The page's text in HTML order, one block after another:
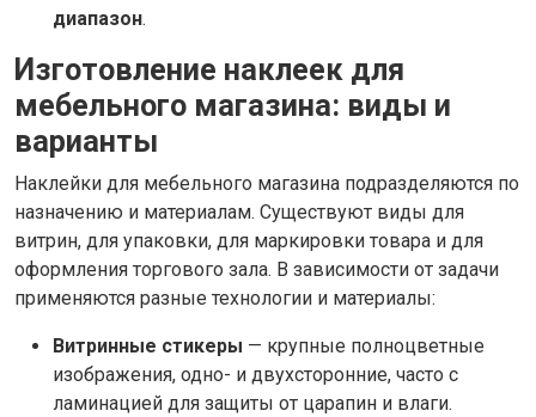
диапазон.
Изготовление наклеек для
мебельного магазина: виды и
варианты
Наклейки для мебельного магазина подразделяются по
назначению и материалам. Существуют виды для
витрин, для упаковки, для маркировки товара и для
оформления торгового зала. В зависимости от задачи
применяются разные технологии и материалы:
Витринные стикеры — крупные полноцветные
изображения, одно- и двухсторонние, часто с
ламинацией для защиты от царапин и влаги.